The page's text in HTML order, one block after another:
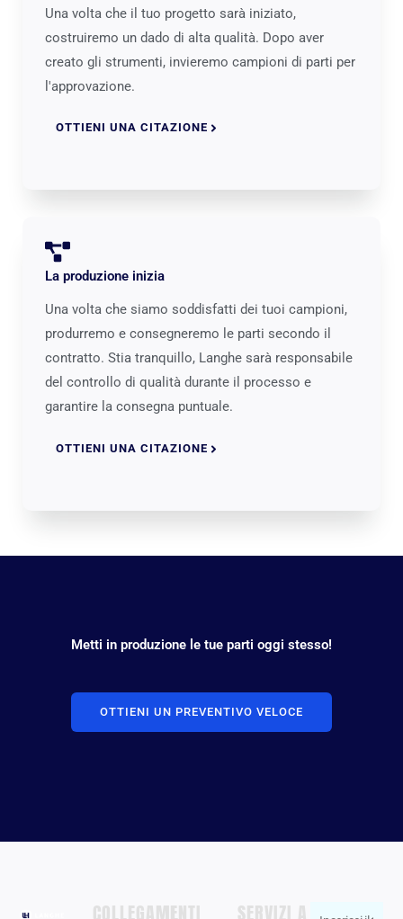
Una volta che il tuo progetto sarà iniziato,
costruiremo un dado di alta qualità. Dopo aver
creato gli strumenti, invieremo campioni di parti per
l'approvazione.
OTTIENI UNA CITAZIONE
La produzione inizia
Una volta che siamo soddisfatti dei tuoi campioni,
produrremo e consegneremo le parti secondo il
contratto. Stia tranquillo, Langhe sarà responsabile
del controllo di qualità durante il processo e
garantire la consegna puntuale.
OTTIENI UNA CITAZIONE
Metti in produzione le tue parti oggi stesso!
OTTIENI UN PREVENTIVO VELOCE
COLLEGAMENTI
IL
SERVIZI A
Inserisci